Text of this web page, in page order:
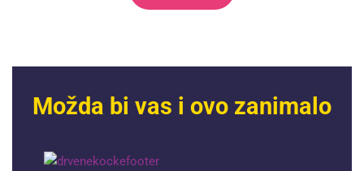
Možda bi vas i ovo zanimalo